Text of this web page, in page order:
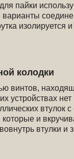
пайки
варианты
изолируется
колодки
винтов,
устройствах
втулок
которые и
втулки и